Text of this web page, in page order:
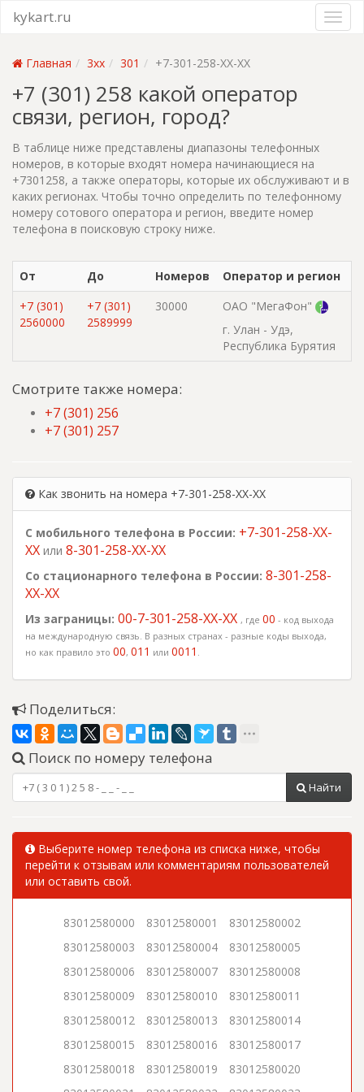
kykart.ru
Главная 3xx 301 +7-301-258-XX-XX
+7 (301) 258 какой оператор
связи, регион, город?
В таблице ниже представлены диапазоны телефонных
номеров, в которые входят номера начинающиеся на
+7301258, а также операторы, которые их обслуживают и в
каких регионах. Чтобы точно определить по телефонному
номеру сотового оператора и регион, введите номер
телефона в поисковую строку ниже.
От До Номеров
Оператор и регион
+7 (301)
2560000
+7 (301)
2589999
30000
ОАО "МегаФон"
г. Улан - Удэ,
Республика Бурятия
Смотрите также номера:
+7 (301) 256
+7 (301) 257
Как звонить на номера +7-301-258-XX-XX
С мобильного телефона в России: +7-301-258-XX-
XX или 8-301-258-XX-XX
Со стационарного телефона в России: 8-301-258-
XX-XX
Из заграницы: 00-7-301-258-XX-XX , где 00 - код выхода
на международную связь. В разных странах - разные коды выхода,
но как правило это 00, 011 или 0011 .
Поделиться:
Поиск по номеру телефона
Найти
Выберите номер телефона из списка ниже, чтобы
перейти к отзывам или комментариям пользователей
или оставить свой.
83012580000 83012580001
83012580002
83012580003
83012580004
83012580005
83012580006
83012580007
83012580008
83012580009
83012580010
83012580011
83012580012
83012580013
83012580014
83012580015
83012580016
83012580017
83012580018
83012580019
83012580020